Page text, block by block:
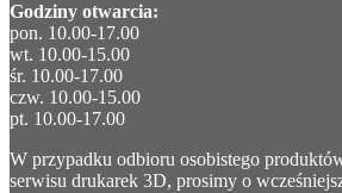
Godziny otwarcia:
pon. 10.00-17.00
wt. 10.00-15.00
śr. 10.00-17.00
czw. 10.00-15.00
pt. 10.00-17.00
W przypadku odbioru osobistego
serwisu drukarek 3D, prosimy o